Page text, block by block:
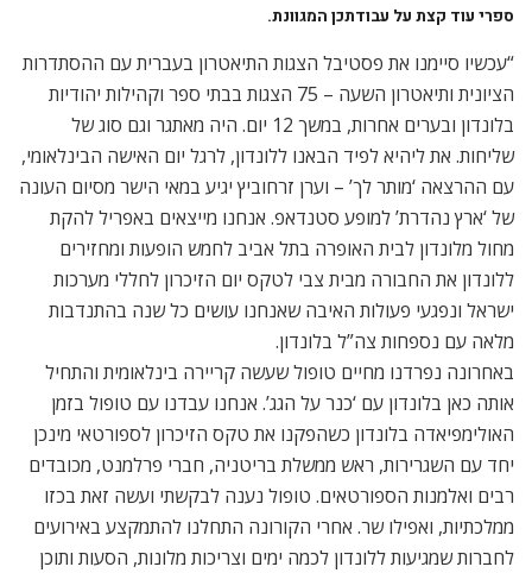
ספרי עוד קצת על עבודתכן המגוונת.
“עכשיו סיימנו את פסטיבל הצגות התיאטרון בעברית עם ההסתדרות
הציונית ותיאטרון השעה – 75 הצגות בבתי ספר וקהילות יהודיות
בלונדון ובערים אחרות, במשך 12 יום. היה מאתגר וגם סוג של
שליחות. את ליהיא לפיד הבאנו ללונדון, לרגל יום האישה הבינלאומי,
עם ההרצאה ‘מותר לך’ – וערן זרחוביץ יגיע במאי הישר מסיום העונה
של ‘ארץ נהדרת’ למופע סטנדאפ. אנחנו מייצאים באפריל להקת
מחול מלונדון לבית האופרה בתל אביב לחמש הופעות ומחזירים
ללונדון את החבורה מבית צבי לטקס יום הזיכרון לחללי מערכות
ישראל ונפגעי פעולות האיבה שאנחנו עושים כל שנה בהתנדבות
מלאה עם נספחות צה”ל בלונדון.
באחרונה נפרדנו מחיים טופול שעשה קריירה בינלאומית והתחיל
אותה כאן בלונדון עם ‘כנר על הגג’. אנחנו עבדנו עם טופול בזמן
האולימפיאדה בלונדון כשהפקנו את טקס הזיכרון לספורטאי מינכן
יחד עם השגרירות, ראש ממשלת בריטניה, חברי פרלמנט, מכובדים
רבים ואלמנות הספורטאים. טופול נענה לבקשתי ועשה זאת בכזו
ממלכתיות, ואפילו שר. אחרי הקורונה התחלנו להתמקצע באירועים
לחברות שמגיעות ללונדון לכמה ימים וצריכות מלונות, הסעות ותוכן